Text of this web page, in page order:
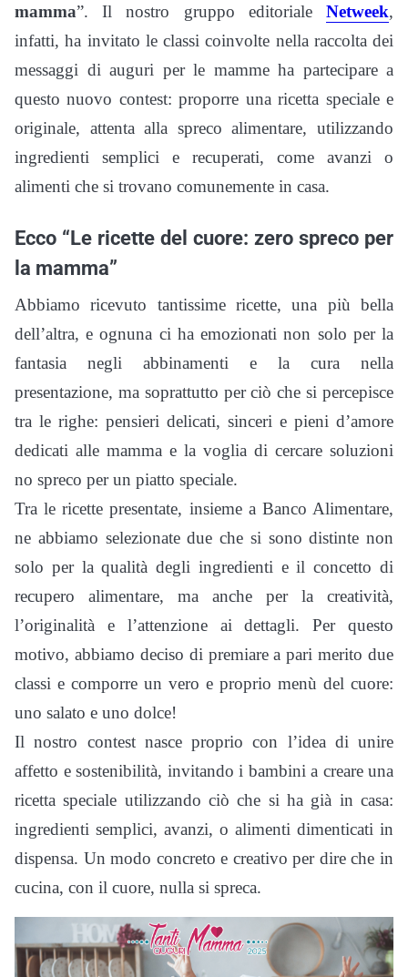
mamma”. Il nostro gruppo editoriale Netweek,
infatti, ha invitato le classi coinvolte nella raccolta dei
messaggi di auguri per le mamme ha partecipare a
questo nuovo contest: proporre una ricetta speciale e
originale, attenta alla spreco alimentare, utilizzando
ingredienti semplici e recuperati, come avanzi o
alimenti che si trovano comunemente in casa.
Ecco “Le ricette del cuore: zero spreco per
la mamma”
Abbiamo ricevuto tantissime ricette, una più bella
dell’altra, e ognuna ci ha emozionati non solo per la
fantasia negli abbinamenti e la cura nella
presentazione, ma soprattutto per ciò che si percepisce
tra le righe: pensieri delicati, sinceri e pieni d’amore
dedicati alle mamma e la voglia di cercare soluzioni
no spreco per un piatto speciale.
Tra le ricette presentate, insieme a Banco Alimentare,
ne abbiamo selezionate due che si sono distinte non
solo per la qualità degli ingredienti e il concetto di
recupero alimentare, ma anche per la creatività,
l’originalità e l’attenzione ai dettagli. Per questo
motivo, abbiamo deciso di premiare a pari merito due
classi e comporre un vero e proprio menù del cuore:
uno salato e uno dolce!
Il nostro contest nasce proprio con l’idea di unire
affetto e sostenibilità, invitando i bambini a creare una
ricetta speciale utilizzando ciò che si ha già in casa:
ingredienti semplici, avanzi, o alimenti dimenticati in
dispensa. Un modo concreto e creativo per dire che in
cucina, con il cuore, nulla si spreca.